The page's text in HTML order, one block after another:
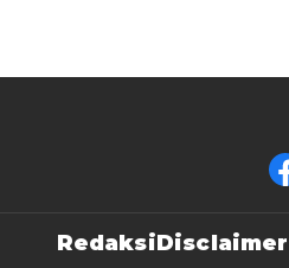
RedaksiDisclaimer